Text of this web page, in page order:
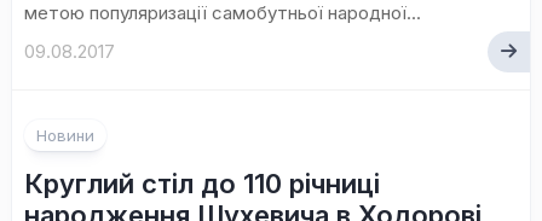
метою популяризації самобутньої народної...
09.08.2017
Новини
Круглий стіл до 110 річниці